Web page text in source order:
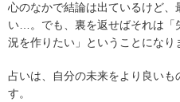
心のなかで結論は出ているけど、
い…。でも、裏を返せばそれは「
況を作りたい」ということになり
占いは、自分の未来をより良い
す。